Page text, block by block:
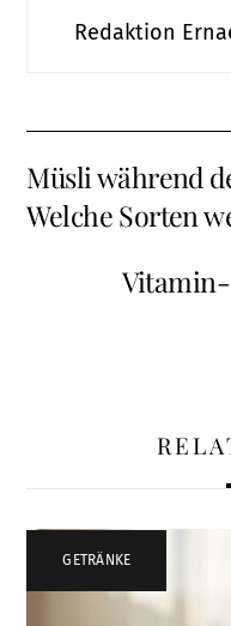
Redaktion
Müsli während
Welche Sorten
Vitamin-
GETRÄNKE